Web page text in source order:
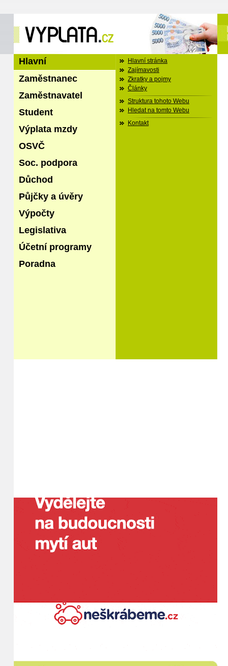
Hlavní
Zaměstnanec
Zaměstnavatel
Student
Výplata mzdy
OSVČ
Soc. podpora
Důchod
Půjčky a úvěry
Výpočty
Legislativa
Účetní programy
Poradna
Hlavní stránka
Zajímavosti
Zkratky a pojmy
Články
Struktura tohoto Webu
Hledat na tomto Webu
Kontakt